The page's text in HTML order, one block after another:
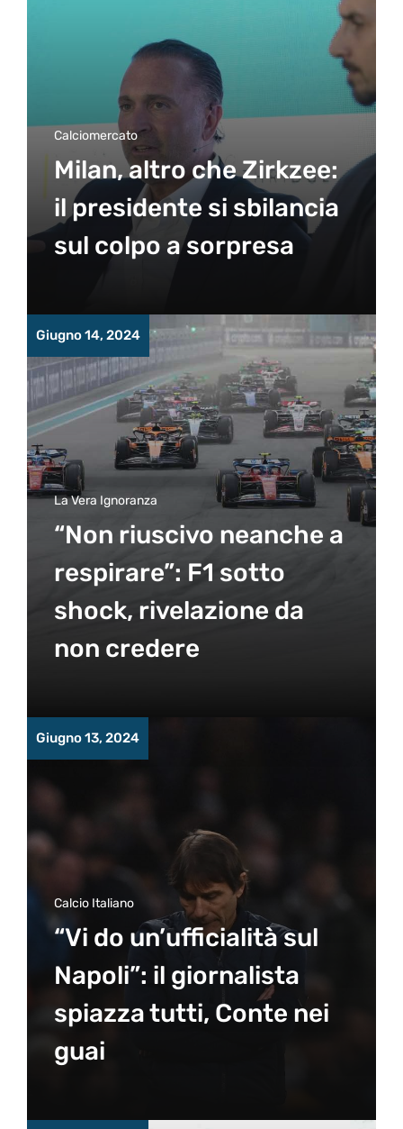
Calciomercato
Milan, altro che Zirkzee:
il presidente si sbilancia
sul colpo a sorpresa
Giugno 14, 2024
La Vera Ignoranza
“Non riuscivo neanche a
respirare”: F1 sotto
shock, rivelazione da
non credere
Giugno 13, 2024
Calcio Italiano
“Vi do un’ufficialità sul
Napoli”: il giornalista
spiazza tutti, Conte nei
guai